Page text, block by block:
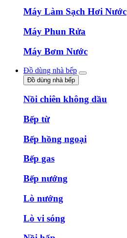
Máy Làm Sạch Hơi Nước
Máy Phun Rửa
Máy Bơm Nước
Đồ dùng nhà bếp
Đồ dùng nhà bếp
Nồi chiên không dầu
Bếp từ
Bếp hồng ngoại
Bếp gas
Bếp nướng
Lò nướng
Lò vi sóng